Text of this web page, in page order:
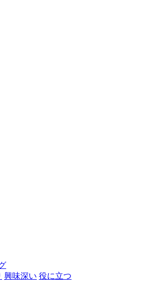
興味深い 役に立つ